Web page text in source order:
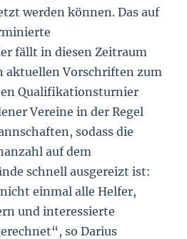
werden können. Das auf
fällt in diesen Zeitraum
aktuellen Vorschriften zum
Qualifikationsturnier
Vereine in der Regel
sodass die
auf dem
schnell ausgereizt ist:
einmal alle Helfer,
und interessierte
so Darius